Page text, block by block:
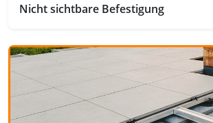
Nicht sichtbare Befestigung